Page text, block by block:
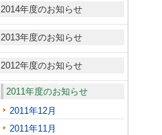
2014年度のお知らせ
2013年度のお知らせ
2012年度のお知らせ
2011年度のお知らせ
2011年12月
2011年11月